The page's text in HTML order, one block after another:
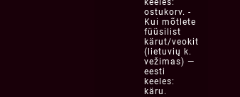
ostukorv. -
Kui mõtlete
füüsilist
kärut/veokit
(lietuvių k.
vežimas) —
eesti
keeles:
käru.